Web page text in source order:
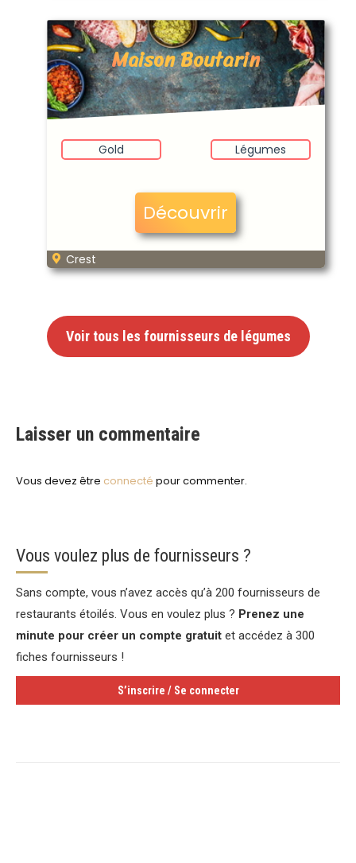
Maison Boutarin
Gold Légumes
Découvrir
Crest
Voir tous les fournisseurs de légumes
Laisser un commentaire
Vous devez être connecté pour commenter.
Vous voulez plus de fournisseurs ?
Sans compte, vous n’avez accès qu’à 200 fournisseurs de
restaurants étoilés. Vous en voulez plus ? Prenez une
minute pour créer un compte gratuit et accédez à 300
fiches fournisseurs !
S’inscrire / Se connecter